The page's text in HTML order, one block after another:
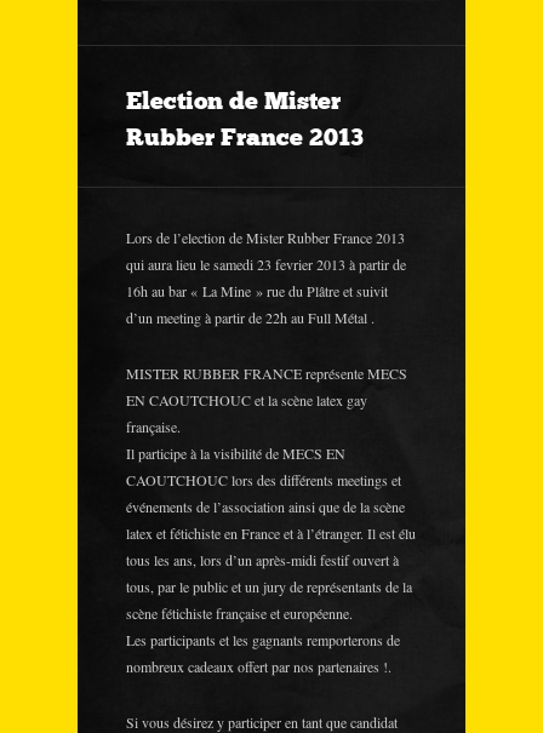
Election de Mister
Rubber France 2013
Lors de l’election de Mister Rubber France 2013
qui aura lieu le samedi 23 fevrier 2013 à partir de
16h au bar « La Mine » rue du Plâtre et suivit
d’un meeting à partir de 22h au Full Métal .
MISTER RUBBER FRANCE représente MECS
EN CAOUTCHOUC et la scène latex gay
française.
Il participe à la visibilité de MECS EN
CAOUTCHOUC lors des différents meetings et
événements de l’association ainsi que de la scène
latex et fétichiste en France et à l’étranger. Il est élu
tous les ans, lors d’un après-midi festif ouvert à
tous, par le public et un jury de représentants de la
scène fétichiste française et européenne.
Les participants et les gagnants remporterons de
nombreux cadeaux offert par nos partenaires !.
Si vous désirez y participer en tant que candidat